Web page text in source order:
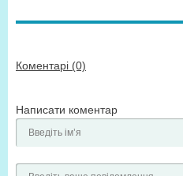
Коментарі (0)
Написати коментар